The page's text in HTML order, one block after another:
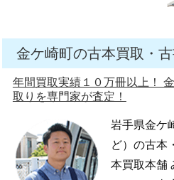
金ケ崎町の古本買取・
年間買取実績１０万冊以上！
取りを専門家が査定！
岩手県金ケ
ど）の古本
本買取本舗